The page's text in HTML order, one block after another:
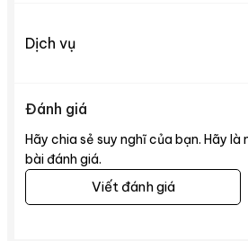
Đánh giá
Hãy chia sẻ suy nghĩ của bạn. Hãy là
bài đánh giá.
Viết đánh giá
Dịch vụ